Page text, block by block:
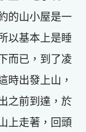
的山小屋是一
以基本上是睡
而已，到了凌
時出發上山，
之前到達，於
上走著，回頭